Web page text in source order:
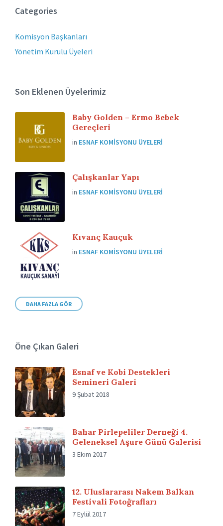
Categories
Komisyon Başkanları
Yönetim Kurulu Üyeleri
Son Eklenen Üyelerimiz
Baby Golden – Ermo Bebek
Gereçleri
in ESNAF KOMISYONU ÜYELERI
Çalışkanlar Yapı
in ESNAF KOMISYONU ÜYELERI
Kıvanç Kauçuk
in ESNAF KOMISYONU ÜYELERI
DAHA FAZLA GÖR
Öne Çıkan Galeri
Esnaf ve Kobi Destekleri
Semineri Galeri
9 Şubat 2018
Bahar Pirlepeliler Derneği 4.
Geleneksel Aşure Günü Galerisi
3 Ekim 2017
12. Uluslararası Nakem Balkan
Festivali Fotoğrafları
7 Eylül 2017